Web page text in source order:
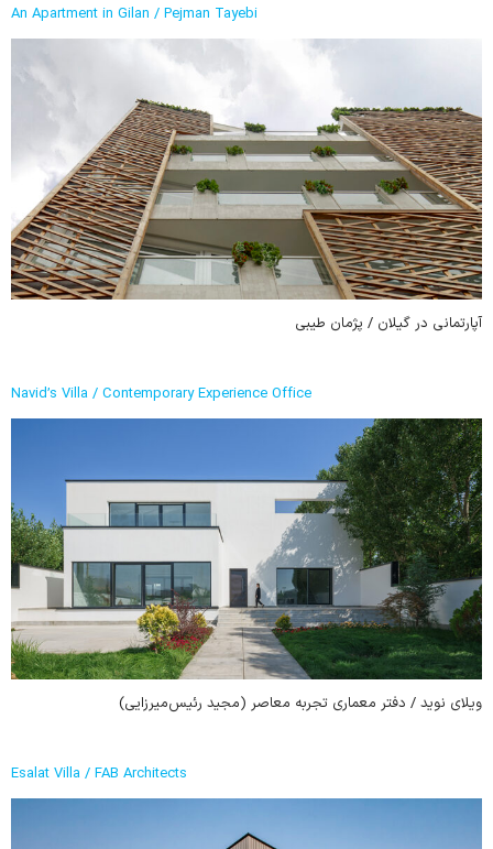
An Apartment in Gilan / Pejman Tayebi
آپارتمانی در گیلان / پژمان طیبی
Navid’s Villa / Contemporary Experience Office
ویلای نوید / دفتر معماری تجربه معاصر (مجید رئیس‌میرزایی)
Esalat Villa / FAB Architects